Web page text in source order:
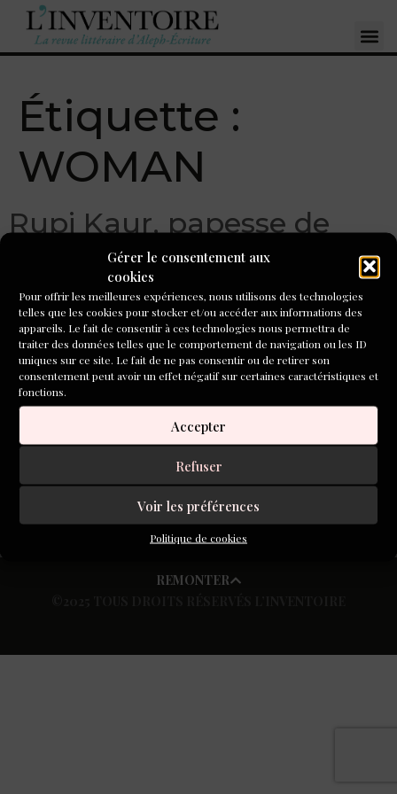
Gérer le consentement aux
cookies
Pour offrir les meilleures expériences, nous utilisons des technologies
telles que les cookies pour stocker et/ou accéder aux informations des
appareils. Le fait de consentir à ces technologies nous permettra de
traiter des données telles que le comportement de navigation ou les ID
uniques sur ce site. Le fait de ne pas consentir ou de retirer son
consentement peut avoir un effet négatif sur certaines caractéristiques et
fonctions.
Accepter
Refuser
Voir les préférences
Politique de cookies
Étiquette :
WOMAN
Rupi Kaur, papesse de
l’instapoésie
Entre le développement personnel, le journal, les arts
graphiques, Rupi Kaur développe un authentique chemin
de création et de vie où les actions positives engagées dans
le respect de soi entrainent des résultats positifs.
S'inscrire à la newsletter
REMONTER